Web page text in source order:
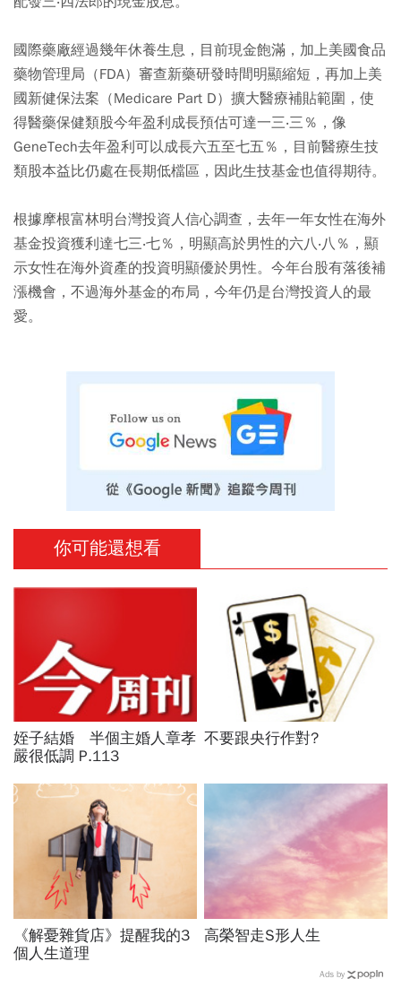
國際藥廠經過幾年休養生息，目前現金飽滿，加上美國食品
藥物管理局（FDA）審查新藥研發時間明顯縮短，再加上美
國新健保法案（Medicare Part D）擴大醫療補貼範圍，使
得醫藥保健類股今年盈利成長預估可達一三‧三％，像
GeneTech去年盈利可以成長六五至七五％，目前醫療生技
類股本益比仍處在長期低檔區，因此生技基金也值得期待。
根據摩根富林明台灣投資人信心調查，去年一年女性在海外
基金投資獲利達七三‧七％，明顯高於男性的六八‧八％，顯
示女性在海外資產的投資明顯優於男性。今年台股有落後補
漲機會，不過海外基金的布局，今年仍是台灣投資人的最
愛。
你可能還想看
姪子結婚 半個主婚人章孝
嚴很低調 P.113
不要跟央行作對?
《解憂雜貨店》提醒我的3
個人生道理
高榮智走S形人生
Ads by